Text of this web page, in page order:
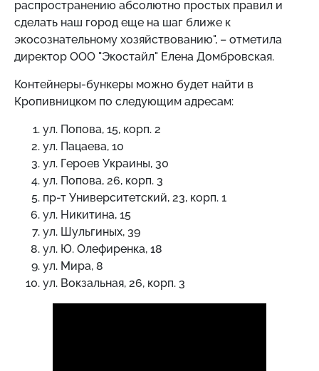
распространению абсолютно простых правил и
сделать наш город еще на шаг ближе к
экосознательному хозяйствованию", – отметила
директор ООО "Экостайл" Елена Домбровская.
Контейнеры-бункеры можно будет найти в
Кропивницком по следующим адресам:
ул. Попова, 15, корп. 2
ул. Пацаева, 10
ул. Героев Украины, 30
ул. Попова, 26, корп. 3
пр-т Университетский, 23, корп. 1
ул. Никитина, 15
ул. Шульгиных, 39
ул. Ю. Олефиренка, 18
ул. Мира, 8
ул. Вокзальная, 26, корп. 3